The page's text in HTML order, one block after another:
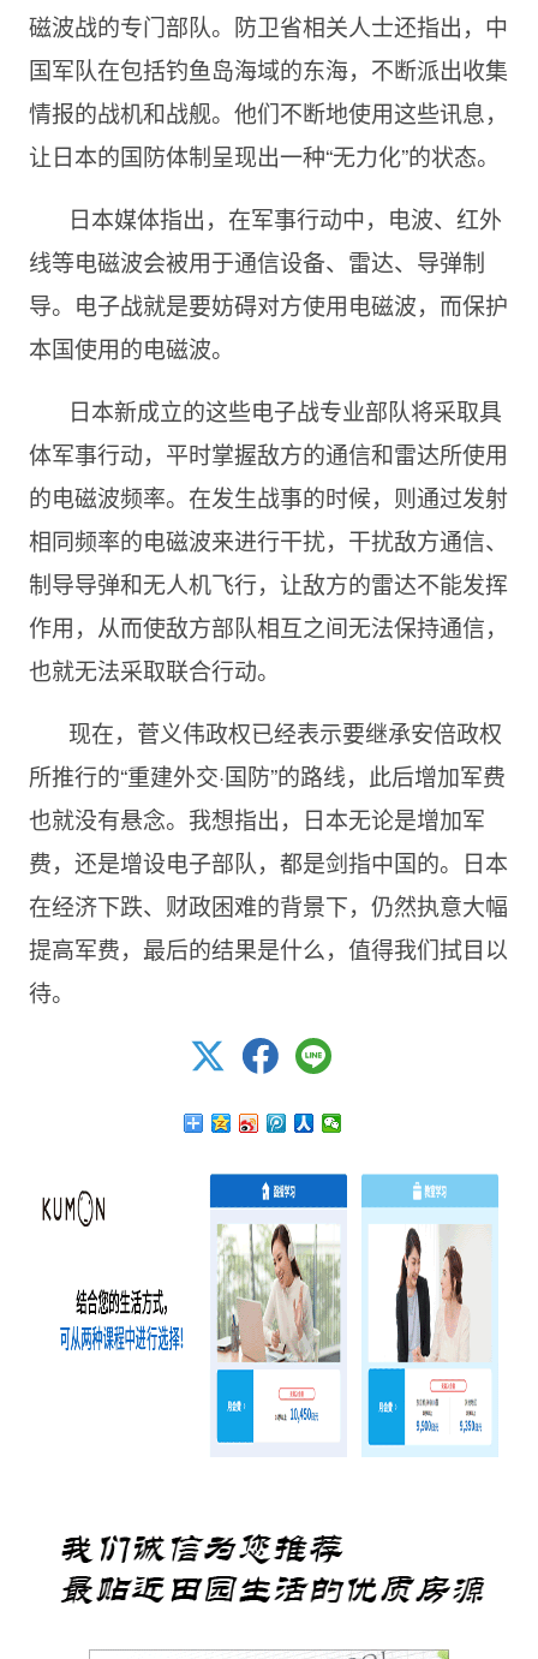
磁波战的专门部队。防卫省相关人士还指出，中
国军队在包括钓鱼岛海域的东海，不断派出收集
情报的战机和战舰。他们不断地使用这些讯息，
让日本的国防体制呈现出一种“无力化”的状态。
日本媒体指出，在军事行动中，电波、红外
线等电磁波会被用于通信设备、雷达、导弹制
导。电子战就是要妨碍对方使用电磁波，而保护
本国使用的电磁波。
日本新成立的这些电子战专业部队将采取具
体军事行动，平时掌握敌方的通信和雷达所使用
的电磁波频率。在发生战事的时候，则通过发射
相同频率的电磁波来进行干扰，干扰敌方通信、
制导导弹和无人机飞行，让敌方的雷达不能发挥
作用，从而使敌方部队相互之间无法保持通信，
也就无法采取联合行动。
现在，菅义伟政权已经表示要继承安倍政权
所推行的“重建外交·国防”的路线，此后增加军费
也就没有悬念。我想指出，日本无论是增加军
费，还是增设电子部队，都是剑指中国的。日本
在经济下跌、财政困难的背景下，仍然执意大幅
提高军费，最后的结果是什么，值得我们拭目以
待。